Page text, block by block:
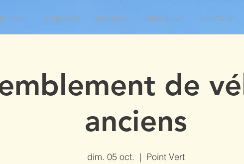
LE VILLAGE PRATIQUE URBANISME CONTACT
de
anciens
dim. 05 oct.
  |
Point Vert